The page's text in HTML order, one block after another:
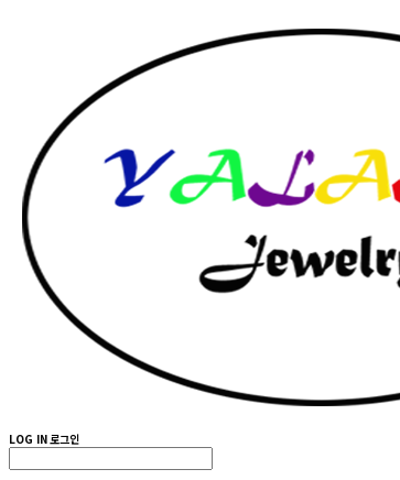
LOG IN로그인